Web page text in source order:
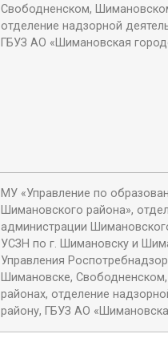
Свободненском,
отделение надзорной
ГБУЗ АО «Шимановская
МУ «Управление по
Шимановского района»,
администрации
УСЗН по г. Шимановску и
Управления
Шимановске,
районах, отделение
району, ГБУЗ АО